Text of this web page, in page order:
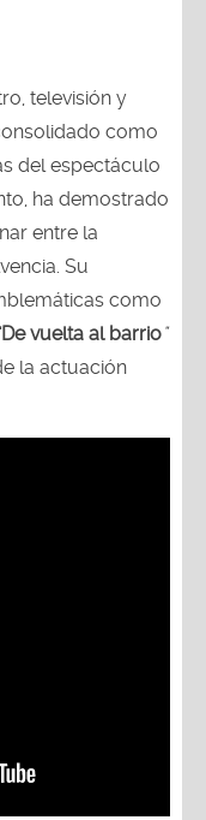
televisión y
como
del espectáculo
ha demostrado
entre la
Su
como
vuelta al barrio"
la actuación